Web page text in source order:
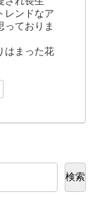
レンドなア
っておりま
はまった花
検索